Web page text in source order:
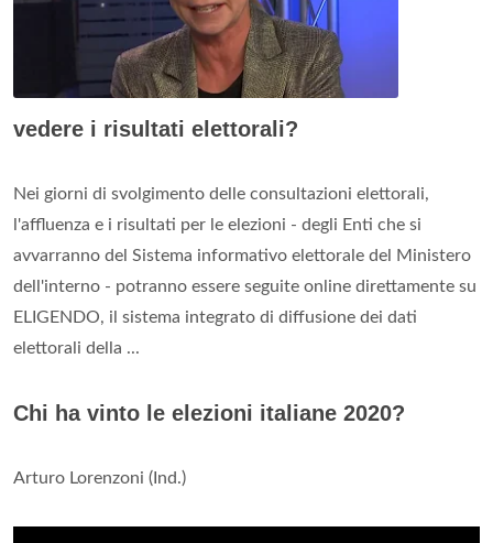
vedere i risultati elettorali?
Nei giorni di svolgimento delle consultazioni elettorali,
l'affluenza e i risultati per le elezioni - degli Enti che si
avvarranno del Sistema informativo elettorale del Ministero
dell'interno - potranno essere seguite online direttamente su
ELIGENDO, il sistema integrato di diffusione dei dati
elettorali della ...
Chi ha vinto le elezioni italiane 2020?
Arturo Lorenzoni (Ind.)